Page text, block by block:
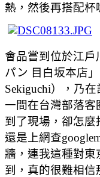
熱，然後再搭配杯
會品嘗到位於江戶
パン 目白坂本店
Sekiguchi），乃
一間在台灣部落客
到了現場，卻怎麼
還是上網查
牆，連我這種對東
到，真的很難相信